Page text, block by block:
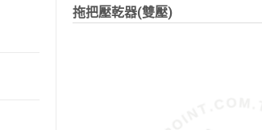
拖把壓乾器(雙壓)